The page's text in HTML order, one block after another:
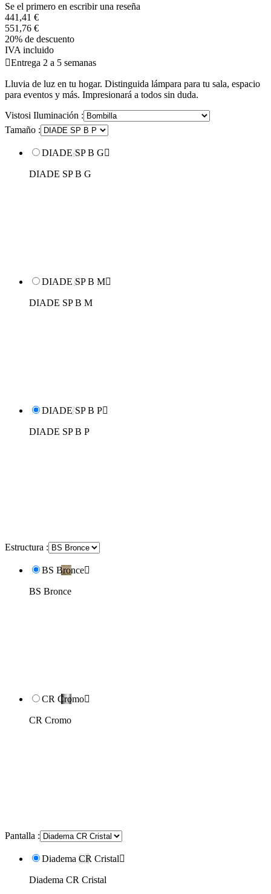
Se el primero en escribir una reseña
441,41 €
551,76 €
20% de descuento
IVA incluido
Entrega 2 a 5 semanas
Lluvia de luz en tu hogar. Distinguida lámpara para tu sala, espacio
para eventos y más. Impresionará a todos sin duda.
Vistosi Iluminación :
Tamaño :
DIADE SP B G
DIADE SP B G
DIADE SP B M
DIADE SP B M
DIADE SP B P
DIADE SP B P
Estructura :
BS Bronce
BS Bronce
CR Cromo
CR Cromo
Pantalla :
Diadema CR Cristal
Diadema CR Cristal